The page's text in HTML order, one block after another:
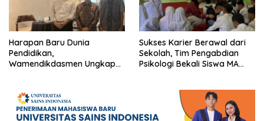
Harapan Baru Dunia
Pendidikan,
Wamendikdasmen Ungkap
Sukses Karier Berawal dari
Sekolah, Tim Pengabdian
Psikologi Bekali Siswa MA